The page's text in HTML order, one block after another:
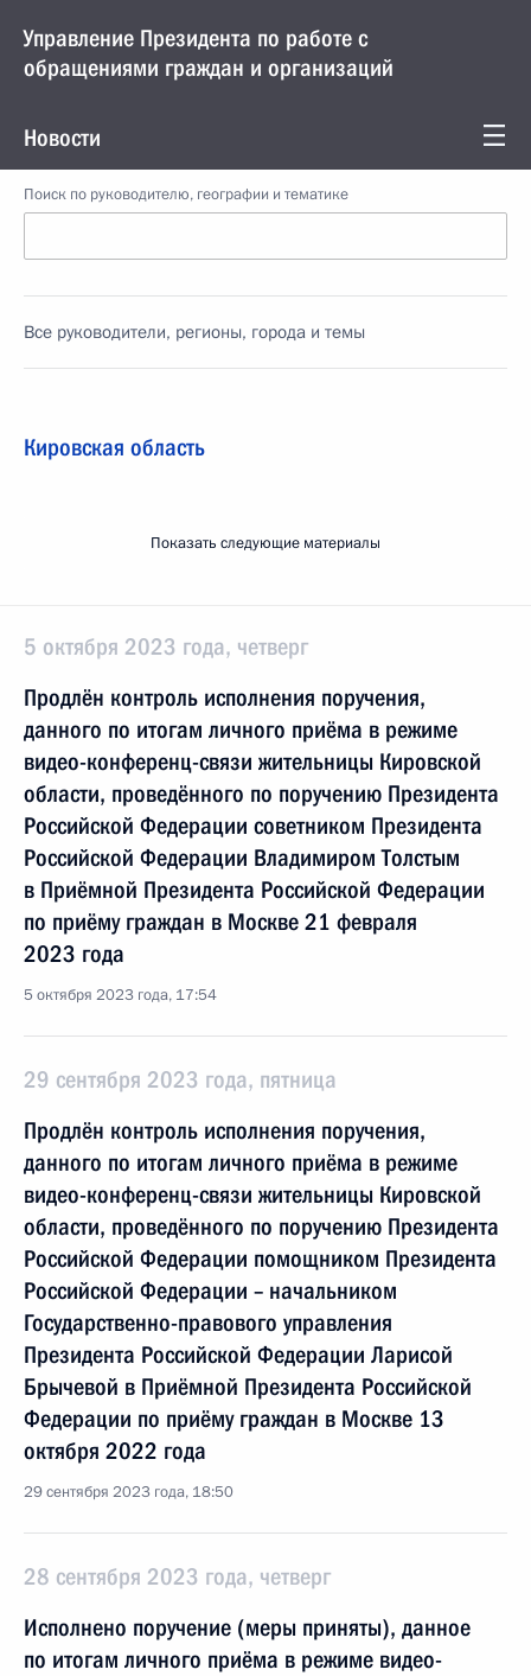
Управление Президента по работе с
обращениями граждан и организаций
Новости
Поиск по руководителю, географии и тематике
Все руководители, регионы, города и темы
Кировская область
Показать следующие материалы
5 октября 2023 года, четверг
Продлён контроль исполнения поручения,
данного по итогам личного приёма в режиме
видео-конференц-связи жительницы Кировской
области, проведённого по поручению Президента
Российской Федерации советником Президента
Российской Федерации Владимиром Толстым
в Приёмной Президента Российской Федерации
по приёму граждан в Москве 21 февраля
2023 года
5 октября 2023 года, 17:54
29 сентября 2023 года, пятница
Продлён контроль исполнения поручения,
данного по итогам личного приёма в режиме
видео-конференц-связи жительницы Кировской
области, проведённого по поручению Президента
Российской Федерации помощником Президента
Российской Федерации – начальником
Государственно-правового управления
Президента Российской Федерации Ларисой
Брычевой в Приёмной Президента Российской
Федерации по приёму граждан в Москве 13
октября 2022 года
29 сентября 2023 года, 18:50
28 сентября 2023 года, четверг
Исполнено поручение (меры приняты), данное
по итогам личного приёма в режиме видео-